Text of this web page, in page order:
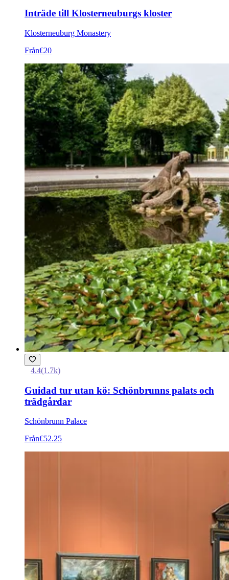
Inträde till Klosterneuburgs kloster
Klosterneuburg Monastery
Från€20
4.4(1.7k)
Guidad tur utan kö: Schönbrunns palats och
trädgårdar
Schönbrunn Palace
Från€52.25